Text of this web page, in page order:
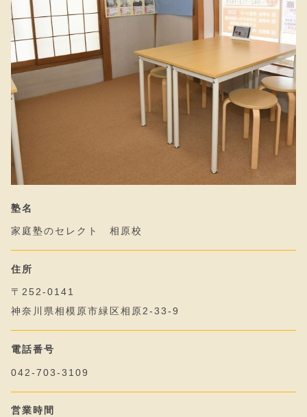
塾名
家庭塾のセレクト 相原校
住所
〒252-0141
神奈川県相模原市緑区相原2-33-9
電話番号
042-703-3109
営業時間